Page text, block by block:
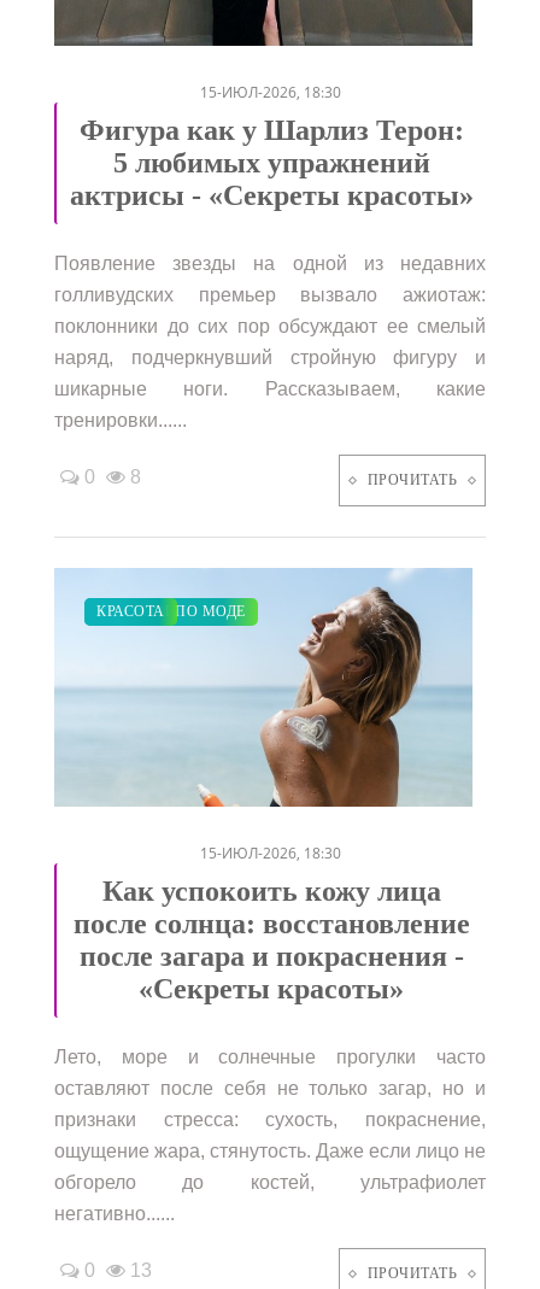
/
15-ИЮЛ-2026, 18:30
Фигура как у Шарлиз Терон:
5 любимых упражнений
актрисы - «Секреты красоты»
Появление звезды на одной из недавних
голливудских премьер вызвало ажиотаж:
поклонники до сих пор обсуждают ее смелый
наряд, подчеркнувший стройную фигуру и
шикарные ноги. Рассказываем, какие
тренировки......
0 8 ПРОЧИТАТЬ
ЗАКУПКИ ПО МОДЕ
КРАСОТА
15-ИЮЛ-2026, 18:30
Как успокоить кожу лица
после солнца: восстановление
после загара и покраснения -
«Секреты красоты»
Лето, море и солнечные прогулки часто
оставляют после себя не только загар, но и
признаки стресса: сухость, покраснение,
ощущение жара, стянутость. Даже если лицо не
обгорело до костей, ультрафиолет
негативно......
0 13 ПРОЧИТАТЬ